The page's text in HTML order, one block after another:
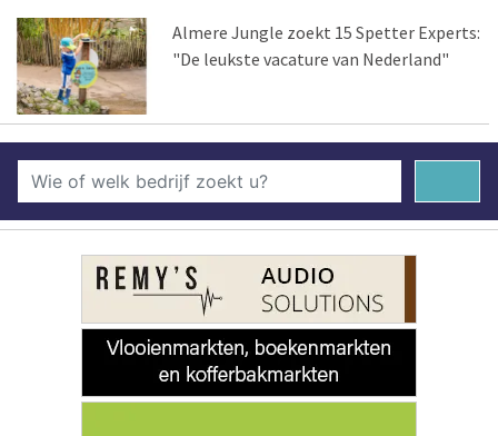
Almere Jungle zoekt 15 Spetter Experts:
"De leukste vacature van Nederland"